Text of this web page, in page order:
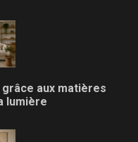
aux matières
lumière